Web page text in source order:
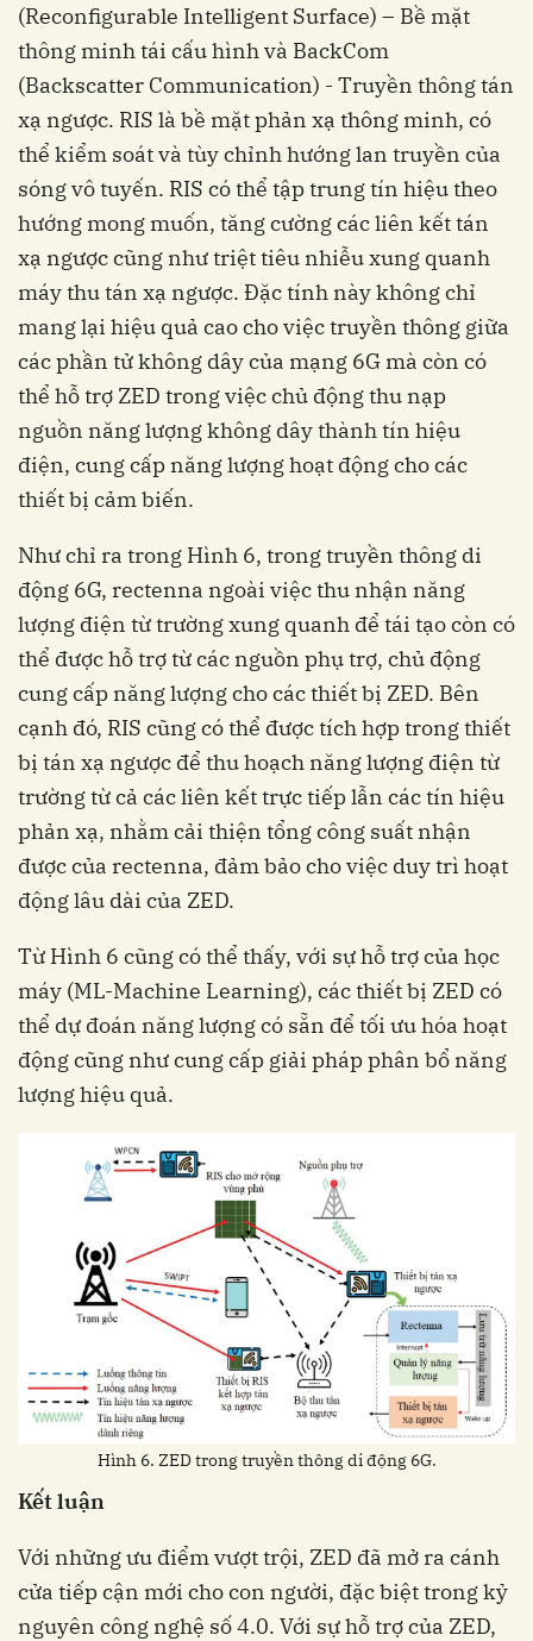
(Reconfigurable Intelligent Surface) – Bề mặt
thông minh tái cấu hình và BackCom
(Backscatter Communication) - Truyền thông tán
xạ ngược. RIS là bề mặt phản xạ thông minh, có
thể kiểm soát và tùy chỉnh hướng lan truyền của
sóng vô tuyến. RIS có thể tập trung tín hiệu theo
hướng mong muốn, tăng cường các liên kết tán
xạ ngược cũng như triệt tiêu nhiễu xung quanh
máy thu tán xạ ngược. Đặc tính này không chỉ
mang lại hiệu quả cao cho việc truyền thông giữa
các phần tử không dây của mạng 6G mà còn có
thể hỗ trợ ZED trong việc chủ động thu nạp
nguồn năng lượng không dây thành tín hiệu
điện, cung cấp năng lượng hoạt động cho các
thiết bị cảm biến.
Như chỉ ra trong Hình 6, trong truyền thông di
động 6G, rectenna ngoài việc thu nhận năng
lượng điện từ trường xung quanh để tái tạo còn có
thể được hỗ trợ từ các nguồn phụ trợ, chủ động
cung cấp năng lượng cho các thiết bị ZED. Bên
cạnh đó, RIS cũng có thể được tích hợp trong thiết
bị tán xạ ngược để thu hoạch năng lượng điện từ
trường từ cả các liên kết trực tiếp lẫn các tín hiệu
phản xạ, nhằm cải thiện tổng công suất nhận
được của rectenna, đảm bảo cho việc duy trì hoạt
động lâu dài của ZED.
Từ Hình 6 cũng có thể thấy, với sự hỗ trợ của học
máy (ML-Machine Learning), các thiết bị ZED có
thể dự đoán năng lượng có sẵn để tối ưu hóa hoạt
động cũng như cung cấp giải pháp phân bổ năng
lượng hiệu quả.
Hình 6. ZED trong truyền thông di động 6G.
Kết luận
Với những ưu điểm vượt trội, ZED đã mở ra cánh
cửa tiếp cận mới cho con người, đặc biệt trong kỷ
nguyên công nghệ số 4.0. Với sự hỗ trợ của ZED,